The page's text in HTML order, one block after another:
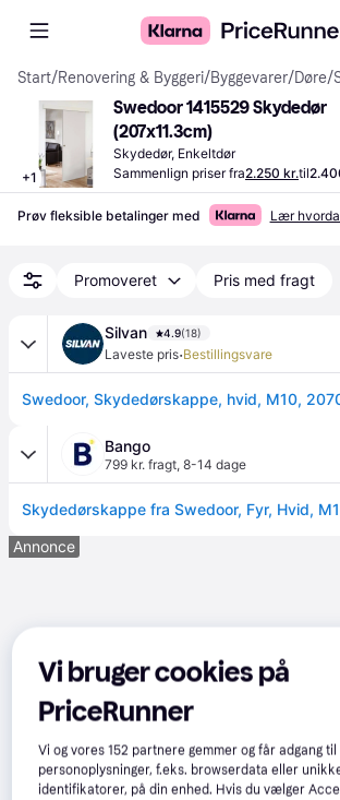
Start/Renovering & Byggeri/Byggevarer/Døre/
+1
Swedoor 1415529 Skydedør
(207x11.3cm)
Skydedør, Enkeltdør
Sammenlign priser fra2.250 kr.til
Prøv fleksible betalinger med Lær
Promoveret Pris med fragt
Silvan 4.9(18)
Laveste pris·Bestillingsvare
Bango
799 kr. fragt, 8-14 dage
Annonce
Vi bruger cookies på
PriceRunner
Vi og vores152 partnere gemmer og får adgang til
personoplysninger, f.eks. browserdata eller
identifikatorer, på din enhed. Hvis du vælger